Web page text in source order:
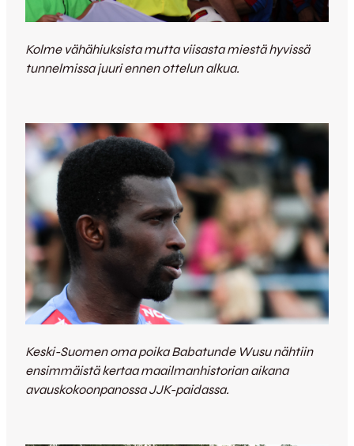
Kolme vähähiuksista mutta viisasta miestä hyvissä
tunnelmissa juuri ennen ottelun alkua.
Keski-Suomen oma poika Babatunde Wusu nähtiin
ensimmäistä kertaa maailmanhistorian aikana
avauskokoonpanossa JJK-paidassa.